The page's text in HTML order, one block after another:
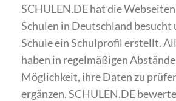
SCHULEN.DE hat die
Schulen in Deutschland besucht
Schule ein Schulprofil erstellt.
haben in regelmäßigen
Möglichkeit, ihre Daten zu
ergänzen. SCHULEN.DE